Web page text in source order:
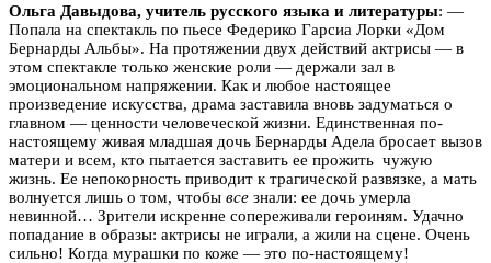
Ольга Давыдова, учитель русского языка и литературы: —
Попала на спектакль по пьесе Федерико Гарсиа Лорки «Дом
Бернарды Альбы». На протяжении двух действий актрисы — в
этом спектакле только женские роли — держали зал в
эмоциональном напряжении. Как и любое настоящее
произведение искусства, драма заставила вновь задуматься о
главном — ценности человеческой жизни. Единственная по-
настоящему живая младшая дочь Бернарды Адела бросает вызов
матери и всем, кто пытается заставить ее прожить чужую
жизнь. Ее непокорность приводит к трагической развязке, а мать
волнуется лишь о том, чтобы все знали: ее дочь умерла
невинной… Зрители искренне сопереживали героиням. Удачно
попадание в образы: актрисы не играли, а жили на сцене. Очень
сильно! Когда мурашки по коже — это по-настоящему!